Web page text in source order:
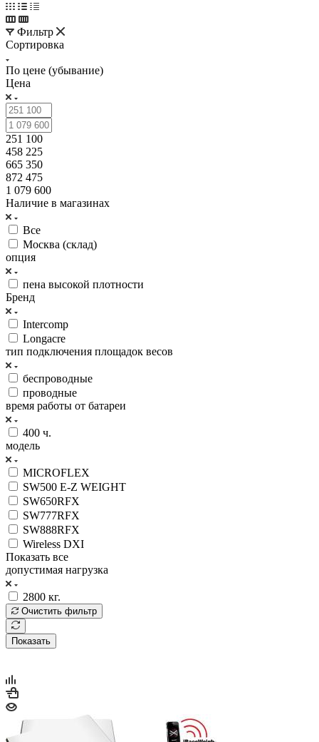
Фильтр
Сортировка
По цене (убывание)
Цена
251 100
458 225
665 350
872 475
1 079 600
Наличие в магазинах
Все
Москва (склад)
опция
пена высокой плотности
Бренд
Intercomp
Longacre
тип подключения площадок весов
беспроводные
проводные
время работы от батареи
400 ч.
модель
MICROFLEX
SW500 E-Z WEIGHT
SW650RFX
SW777RFX
SW888RFX
Wireless DXI
Показать все
допустимая нагрузка
2800 кг.
Очистить фильтр
Показать